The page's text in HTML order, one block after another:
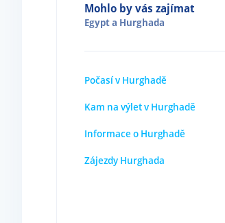
Mohlo by vás zajímat
Egypta Hurghada
Počasí v Hurghadě
Kam na výlet v Hurghadě
Informace o Hurghadě
Zájezdy Hurghada